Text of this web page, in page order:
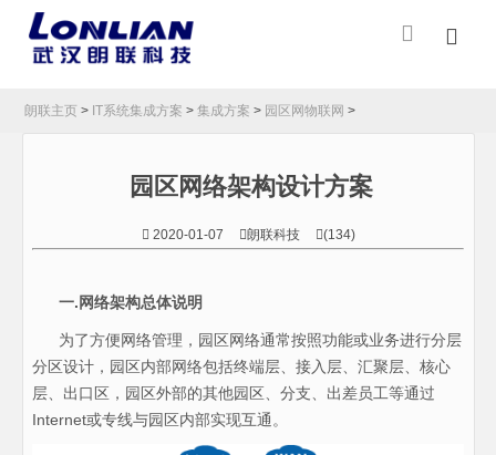
朗联主页 > IT系统集成方案 >集成方案 > 园区网物联网 >
园区网络架构设计方案
2020-01-07 朗联科技 (134)
一.网络架构总体说明
为了方便网络管理，园区网络通常按照功能或业务进行分层
分区设计，园区内部网络包括终端层、接入层、汇聚层、核心
层、出口区，园区外部的其他园区、分支、出差员工等通过
Internet或专线与园区内部实现互通。